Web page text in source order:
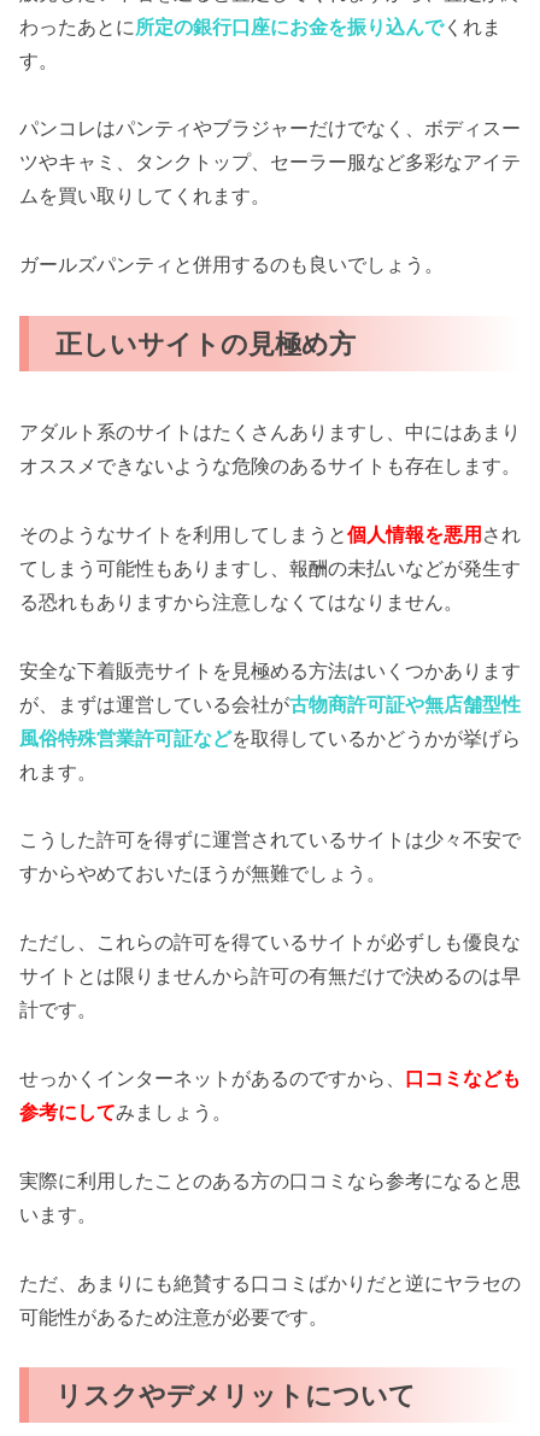
わったあとに 所定の銀行口座にお金を振り込んでくれま
す。
パンコレはパンティやブラジャーだけでなく、ボディスー
ツやキャミ、タンクトップ、セーラー服など多彩なアイテ
ムを買い取りしてくれます。
ガールズパンティと併用するのも良いでしょう。
正しいサイトの見極め方
アダルト系のサイトはたくさんありますし、中にはあまり
オススメできないような危険のあるサイトも存在します。
そのようなサイトを利用してしまうと個人情報を悪用され
てしまう可能性もありますし、報酬の未払いなどが発生す
る恐れもありますから注意しなくてはなりません。
安全な下着販売サイトを見極める方法はいくつかあります
が、まずは運営している会社が古物商許可証や無店舗型性
風俗特殊営業許可証などを取得しているかどうかが挙げら
れます。
こうした許可を得ずに運営されているサイトは少々不安で
すからやめておいたほうが無難でしょう。
ただし、これらの許可を得ているサイトが必ずしも優良な
サイトとは限りませんから許可の有無だけで決めるのは早
計です。
せっかくインターネットがあるのですから、 口コミなども
参考にしてみましょう。
実際に利用したことのある方の口コミなら参考になると思
います。
ただ、あまりにも絶賛する口コミばかりだと逆にヤラセの
可能性があるため注意が必要です。
リスクやデメリットについて